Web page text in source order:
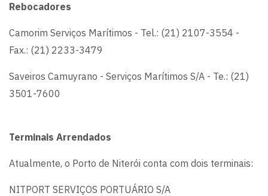
Rebocadores
Camorim Serviços Marítimos - Tel.: (21) 2107-3554 -
Fax.: (21) 2233-3479
Saveiros Camuyrano - Serviços Marítimos S/A - Te.: (21)
3501-7600
Terminais Arrendados
Atualmente, o Porto de Niterói conta com dois terminais:
NITPORT SERVIÇOS PORTUÁRIO S/A